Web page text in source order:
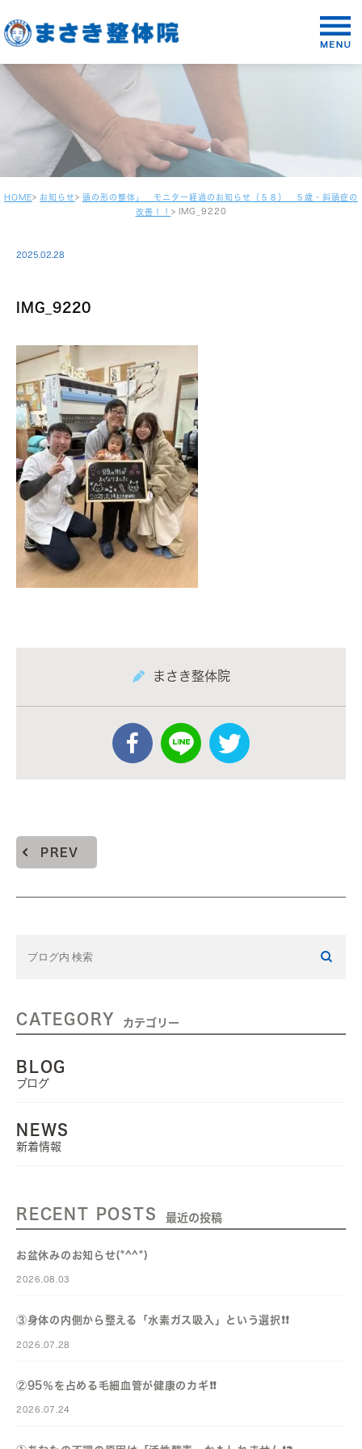
HOME お知らせ
頭の形の整体」 モニター経過のお知らせ（５８） ５歳・斜頭症の
改善！！
IMG_9220
2025.02.28
IMG_9220
まさき整体院
PREV
CATEGORY カテゴリー
BLOG
ブログ
NEWS
新着情報
RECENT POSTS 最近の投稿
お盆休みのお知らせ(*^^*)
2026.08.03
③身体の内側から整える「水素ガス吸入」という選択❗️❗️
2026.07.28
②95％を占める毛細血管が健康のカギ❗️❗️
2026.07.24